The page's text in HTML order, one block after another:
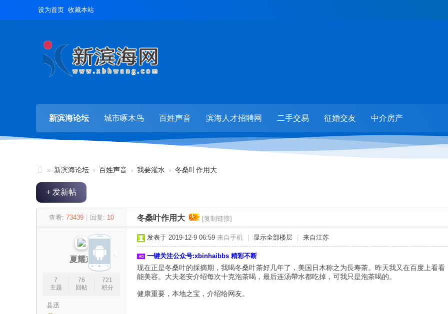
设为首页 收藏本站
新滨海论坛 城市啄木鸟 百姓声音 滨海人才招聘网 二手交易 征婚交友 中介房产
新
滨
» 新滨海论坛 › 百姓声音 › 我要灌水 › 冬桑叶作用大
+ 发新帖
查看: 73439 回复: 10 冬桑叶作用大 [复制链接]
夏耀东
7
主题
76
回帖
721
积分
县丞
发表于 2019-12-9 06:59 来自手机 显示全部楼层 来自江苏
一键关注公众号:xbinhaibbs 精彩不断
现在正是冬桑叶的採摘期，我喝冬桑叶茶好几年了，美国日木称之为長寿茶。昨天我又在百度上看
能美容。大夫老安介绍每次十克泡茶喝，最后连汤帶水都吃掉，可我只是泡茶喝的。
健康重要，本地之宝，介绍给网友。